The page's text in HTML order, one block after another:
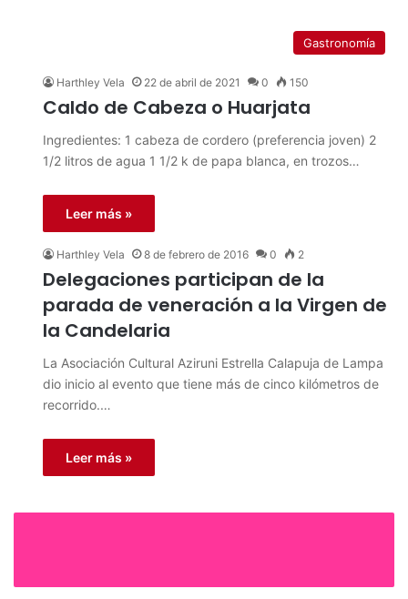
Gastronomía
Harthley Vela 22 de abril de 2021 0 150
Caldo de Cabeza o Huarjata
Ingredientes: 1 cabeza de cordero (preferencia joven) 2
1/2 litros de agua 1 1/2 k de papa blanca, en trozos…
Leer más »
Harthley Vela 8 de febrero de 2016 0 2
Delegaciones participan de la
parada de veneración a la Virgen de
la Candelaria
La Asociación Cultural Aziruni Estrella Calapuja de Lampa
dio inicio al evento que tiene más de cinco kilómetros de
recorrido.…
Leer más »